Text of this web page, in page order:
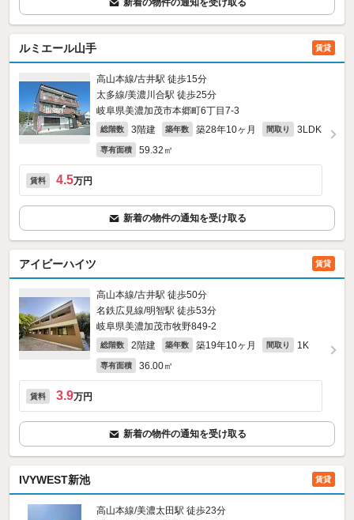
新着の物件の通知を受け取る
ルミエール山手 賃貸
高山本線/古井駅 徒歩15分
太多線/美濃川合駅 徒歩25分
岐阜県美濃加茂市本郷町6丁目7-3
総階数 3階建 築年数 築28年10ヶ月 間取り 3LDK
専有面積 59.32㎡
賃料 4.5万円
新着の物件の通知を受け取る
アイビーハイツ 賃貸
高山本線/古井駅 徒歩50分
名鉄広見線/明智駅 徒歩53分
岐阜県美濃加茂市牧野849‐2
総階数 2階建 築年数 築19年10ヶ月 間取り 1K
専有面積 36.00㎡
賃料 3.9万円
新着の物件の通知を受け取る
IVYWEST新池 賃貸
高山本線/美濃太田駅 徒歩23分